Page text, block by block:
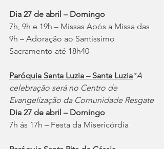
Dia 27 de abril – Domingo
7h, 9h e 19h – Missas Após a Missa das
9h – Adoração ao Santíssimo
Sacramento até 18h40
Paróquia Santa Luzia – Santa Luzia*A
celebração será no Centro de
Evangelização da Comunidade Resgate
Dia 27 de abril – Domingo
7h às 17h – Festa da Misericórdia